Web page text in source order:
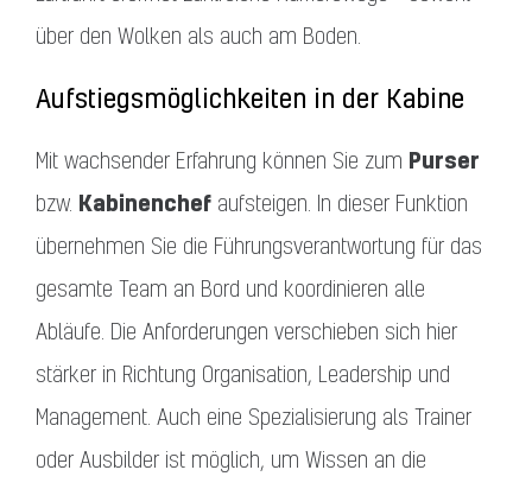
über den Wolken als auch am Boden.
Aufstiegsmöglichkeiten in der Kabine
Mit wachsender Erfahrung können Sie zum Purser
bzw. Kabinenchef aufsteigen. In dieser Funktion
übernehmen Sie die Führungsverantwortung für das
gesamte Team an Bord und koordinieren alle
Abläufe. Die Anforderungen verschieben sich hier
stärker in Richtung Organisation, Leadership und
Management. Auch eine Spezialisierung als Trainer
oder Ausbilder ist möglich, um Wissen an die